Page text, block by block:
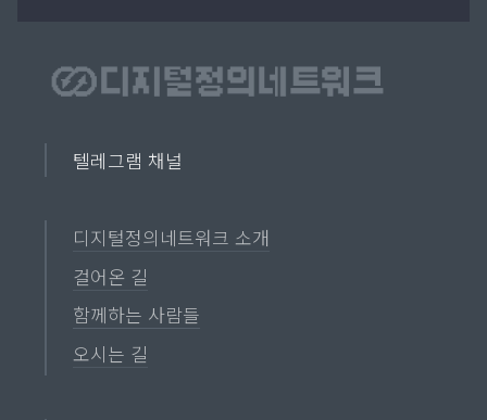
텔레그램 채널
디지털정의네트워크 소개
걸어온 길
함께하는 사람들
오시는 길